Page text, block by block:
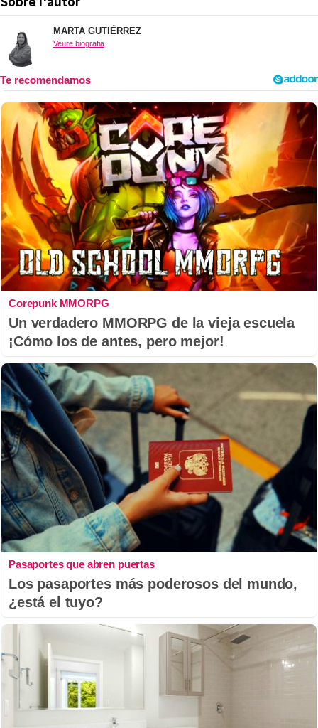
MARTA GUTIÉRREZ
Veure biografia
Corepunk MMORPG
Un verdadero MMORPG de la vieja escuela
¡Cómo los de antes, pero mejor!
Pasaportes que abren puertas
Los pasaportes más poderosos del mundo,
¿está el tuyo?